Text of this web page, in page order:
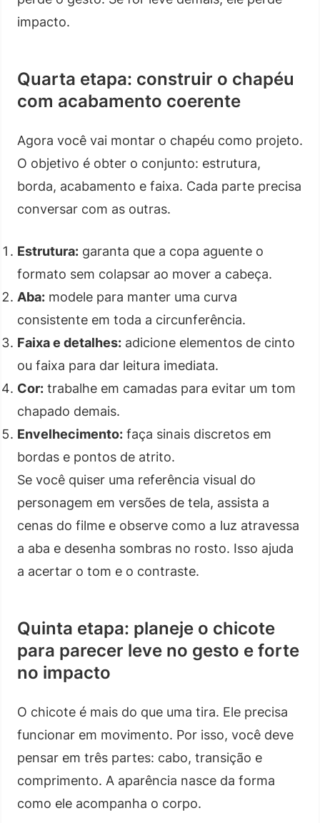
impacto.
Quarta etapa: construir o chapéu
com acabamento coerente
Agora você vai montar o chapéu como projeto.
O objetivo é obter o conjunto: estrutura,
borda, acabamento e faixa. Cada parte precisa
conversar com as outras.
Estrutura: garanta que a copa aguente o
formato sem colapsar ao mover a cabeça.
Aba: modele para manter uma curva
consistente em toda a circunferência.
Faixa e detalhes: adicione elementos de cinto
ou faixa para dar leitura imediata.
Cor: trabalhe em camadas para evitar um tom
chapado demais.
Envelhecimento: faça sinais discretos em
bordas e pontos de atrito.
Se você quiser uma referência visual do
personagem em versões de tela, assista a
cenas do filme e observe como a luz atravessa
a aba e desenha sombras no rosto. Isso ajuda
a acertar o tom e o contraste.
Quinta etapa: planeje o chicote
para parecer leve no gesto e forte
no impacto
O chicote é mais do que uma tira. Ele precisa
funcionar em movimento. Por isso, você deve
pensar em três partes: cabo, transição e
comprimento. A aparência nasce da forma
como ele acompanha o corpo.